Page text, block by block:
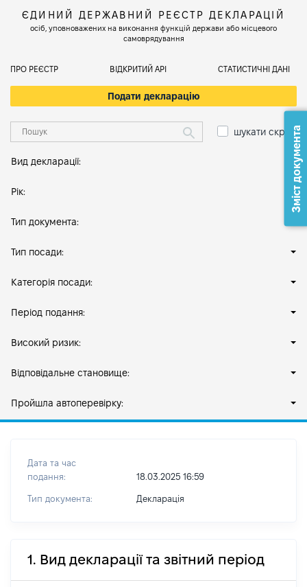
ЄДИНИЙ ДЕРЖАВНИЙ РЕЄСТР ДЕКЛАРАЦІЙ
осіб, уповноважених на виконання функцій держави або місцевого
самоврядування
ПРО РЕЄСТР ВІДКРИТИЙ АРІ СТАТИСТИЧНІ ДАНІ
Подати декларацію
шукати скрізь
Вид декларації:
Рік:
Тип документа:
Тип посади:
Категорія посади:
Період подання:
Високий ризик:
Відповідальне становище:
Пройшла автоперевірку:
Дата та час
подання:
18.03.2025 16:59
Тип документа: Декларація
1. Вид декларації та звітний період
Зміст документа